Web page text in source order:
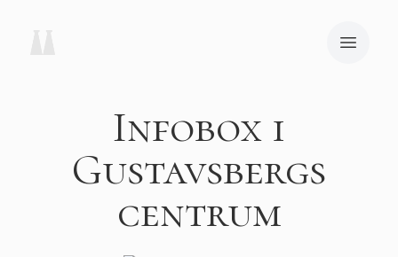
Infobox i
Gustavsbergs
centrum